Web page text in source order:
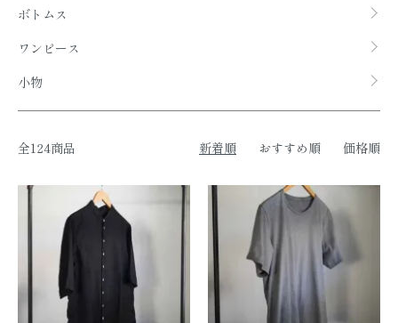
ボトムス
ワンピース
小物
全124商品 新着順 おすすめ順 価格順